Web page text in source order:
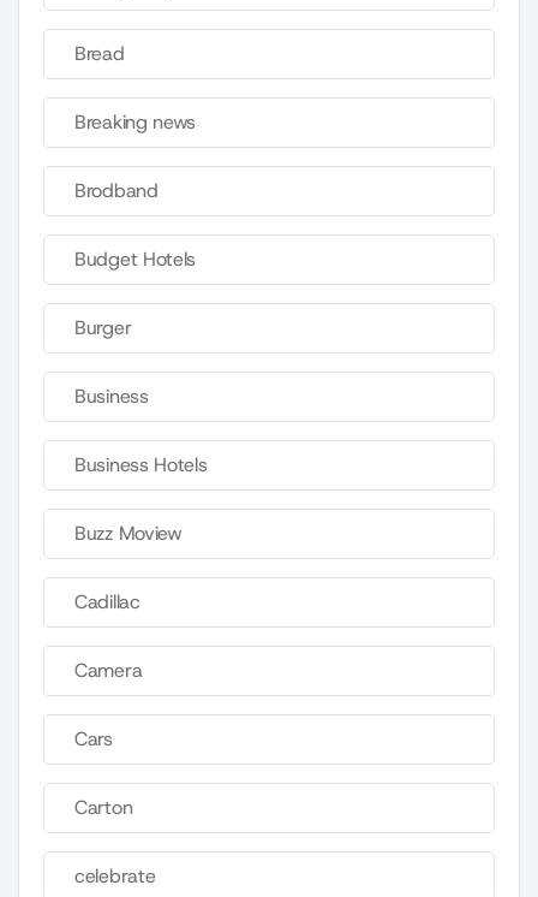
Bread
Breaking news
Brodband
Budget Hotels
Burger
Business
Business Hotels
Buzz Moview
Cadillac
Camera
Cars
Carton
celebrate